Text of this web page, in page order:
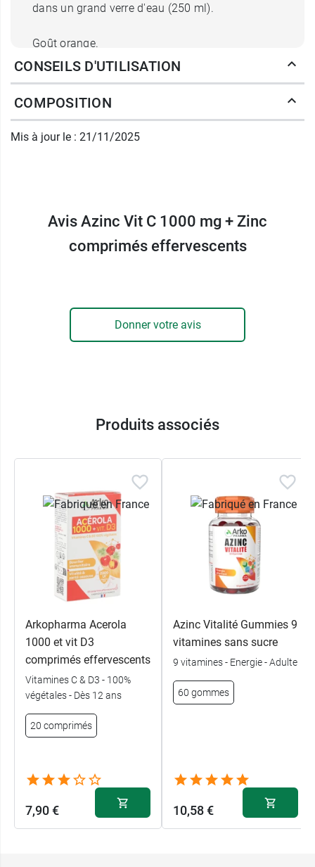
dans un grand verre d'eau (250 ml).
Goût orange.
Azinc Acerola Bio
Conditionnement :tube de 20 comprimés
ARKOPHARMA 2
ZI 1ère avenue, 9ème Rue
06510 Carros
CONSEILS D'UTILISATION
COMPOSITION
Mis à jour le : 21/11/2025
Avis Azinc Vit C 1000 mg + Zinc
comprimés effervescents
Donner votre avis
Produits associés
Arkopharma Acerola
1000 et vit D3
comprimés effervescents
Vitamines C & D3 - 100%
végétales - Dès 12 ans
20 comprimés
7,90 €
Azinc Vitalité Gummies 9
vitamines sans sucre
9 vitamines - Energie - Adulte
60 gommes
10,58 €